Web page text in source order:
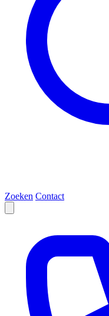
Zoeken Contact